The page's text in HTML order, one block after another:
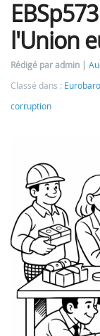
l'Union
Rédigé par admin
Classé dans :
corruption